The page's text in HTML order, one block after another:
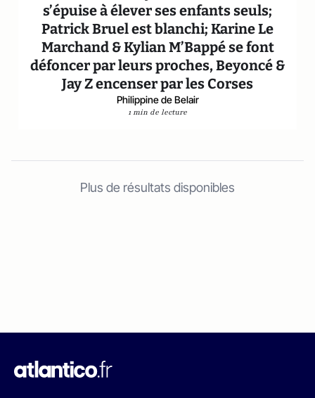
s’épuise à élever ses enfants seuls;
Patrick Bruel est blanchi; Karine Le
Marchand & Kylian M’Bappé se font
défoncer par leurs proches, Beyoncé &
Jay Z encenser par les Corses
Philippine de Belair
1 min de lecture
Plus de résultats disponibles